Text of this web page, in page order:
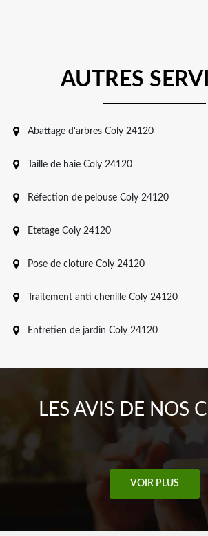
AUTRES
Abattage d'arbres Coly 24120
Taille de haie Coly 24120
Réfection de pelouse Coly 24120
Etetage Coly 24120
Pose de cloture Coly 24120
Traitement anti chenille Coly 24120
Entretien de jardin Coly 24120
LES AVIS DE NOS
VOIR PLUS